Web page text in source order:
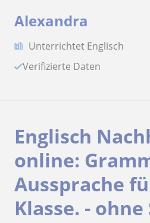
Alexandra
Unterrichtet Englisch
Verifizierte Daten
Englisch
online:
Aussprache
Klasse. - ohne